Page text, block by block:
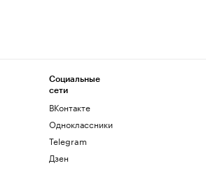
Социальные
сети
ВКонтакте
Одноклассники
Telegram
Дзен